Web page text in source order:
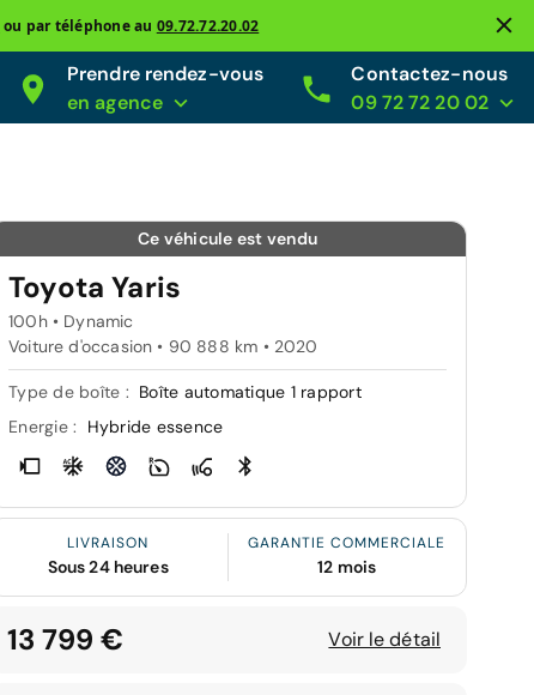
ou par téléphone au 09.72.72.20.02
Prendre rendez-vous
en agence
Contactez-nous
09 72 72 20 02
Ce véhicule est vendu
Toyota Yaris
100h • Dynamic
Voiture d'occasion • 90 888 km • 2020
Type de boîte : Boîte automatique 1 rapport
Energie :
Hybride essence
LIVRAISON
Sous 24 heures
GARANTIE COMMERCIALE
12 mois
13 799 € Voir le détail